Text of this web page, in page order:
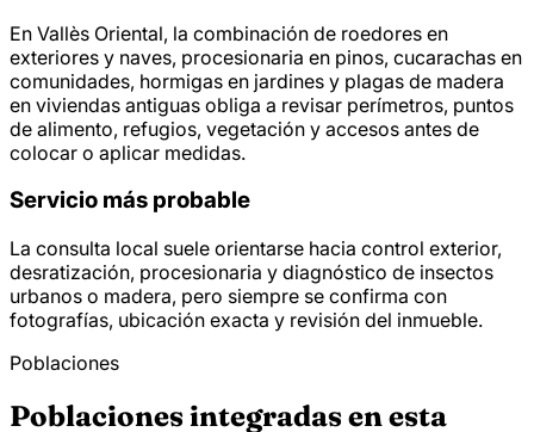
En Vallès Oriental, la combinación de roedores en
exteriores y naves, procesionaria en pinos, cucarachas en
comunidades, hormigas en jardines y plagas de madera
en viviendas antiguas obliga a revisar perímetros, puntos
de alimento, refugios, vegetación y accesos antes de
colocar o aplicar medidas.
Servicio más probable
La consulta local suele orientarse hacia control exterior,
desratización, procesionaria y diagnóstico de insectos
urbanos o madera, pero siempre se confirma con
fotografías, ubicación exacta y revisión del inmueble.
Poblaciones
Poblaciones integradas en esta